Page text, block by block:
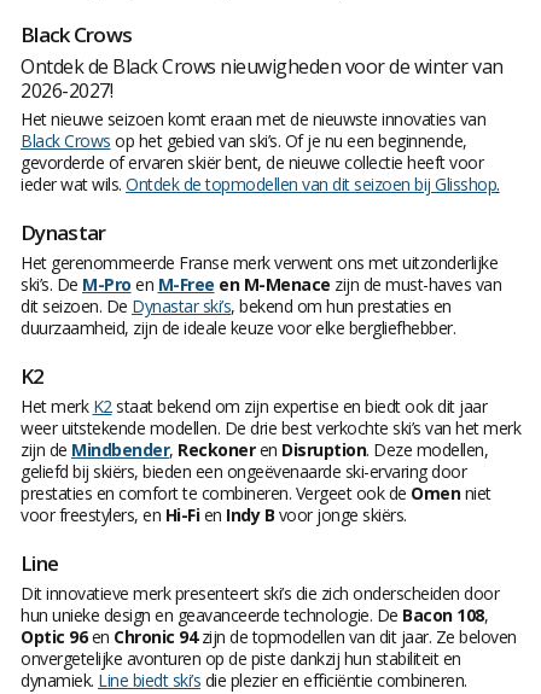
Black Crows
Ontdek de Black Crows nieuwigheden voor de winter van
2026-2027!
Het nieuwe seizoen komt eraan met de nieuwste innovaties van
Black Crows op het gebied van ski’s. Of je nu een beginnende,
gevorderde of ervaren skiër bent, de nieuwe collectie heeft voor
ieder wat wils. Ontdek de topmodellen van dit seizoen bij Glisshop.
Dynastar
Het gerenommeerde Franse merk verwent ons met uitzonderlijke
ski’s. De M-Pro en M-Free en M-Menace zijn de must-haves van
dit seizoen. De Dynastar ski’s, bekend om hun prestaties en
duurzaamheid, zijn de ideale keuze voor elke bergliefhebber.
K2
Het merk K2staat bekend om zijn expertise en biedt ook dit jaar
weer uitstekende modellen. De drie best verkochte ski’s van het merk
zijn de Mindbender, Reckoneren Disruption. Deze modellen,
geliefd bij skiërs, bieden een ongeëvenaarde ski-ervaring door
prestaties en comfort te combineren. Vergeet ook de Omenniet
voor freestylers, en Hi-Fien Indy B voor jonge skiërs.
Line
Dit innovatieve merk presenteert ski’s die zich onderscheiden door
hun unieke design en geavanceerde technologie. De Bacon 108,
Optic 96en Chronic 94zijn de topmodellen van dit jaar. Ze beloven
onvergetelijke avonturen op de piste dankzij hun stabiliteit en
dynamiek. Line biedt ski’s die plezier en efficiëntie combineren.